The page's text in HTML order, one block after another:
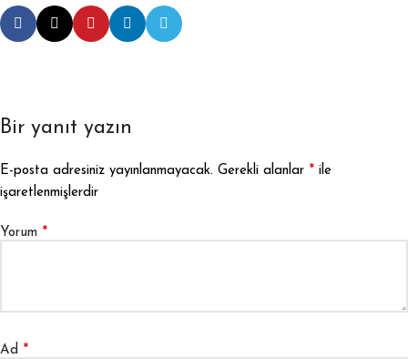
Bir yanıt yazın
E-posta adresiniz yayınlanmayacak. Gerekli alanlar * ile
işaretlenmişlerdir
Yorum *
Ad *